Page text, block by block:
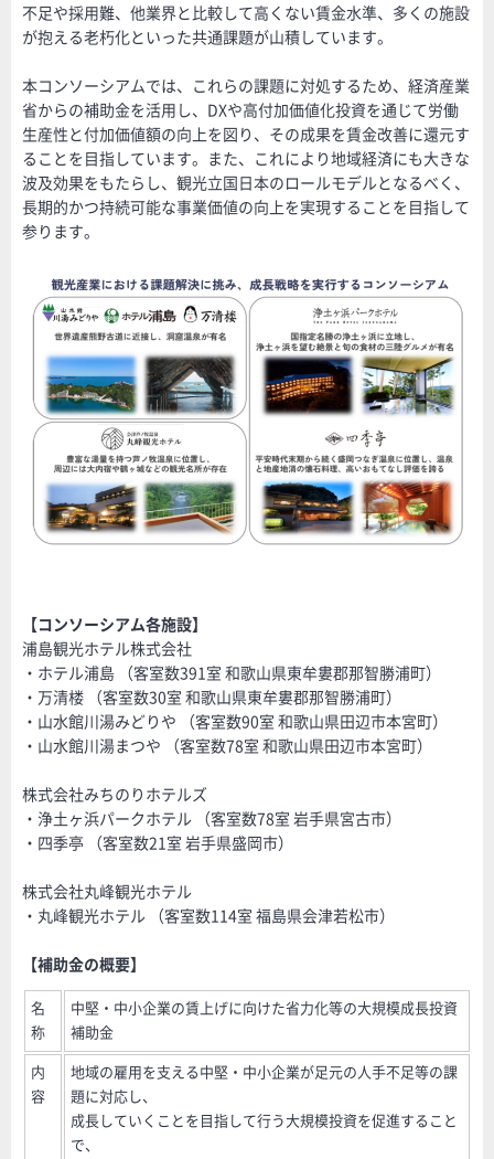
不足や採用難、他業界と比較して高くない賃金水準、多くの施設
が抱える老朽化といった共通課題が山積しています。
本コンソーシアムでは、これらの課題に対処するため、経済産業
省からの補助金を活用し、DXや高付加価値化投資を通じて労働
生産性と付加価値額の向上を図り、その成果を賃金改善に還元す
ることを目指しています。また、これにより地域経済にも大きな
波及効果をもたらし、観光立国日本のロールモデルとなるべく、
長期的かつ持続可能な事業価値の向上を実現することを目指して
参ります。
【コンソーシアム各施設】
浦島観光ホテル株式会社
・ホテル浦島 （客室数391室 和歌山県東牟婁郡那智勝浦町）
・万清楼 （客室数30室 和歌山県東牟婁郡那智勝浦町）
・山水館川湯みどりや （客室数90室 和歌山県田辺市本宮町）
・山水館川湯まつや （客室数78室 和歌山県田辺市本宮町）
株式会社みちのりホテルズ
・浄土ヶ浜パークホテル （客室数78室 岩手県宮古市）
・四季亭 （客室数21室 岩手県盛岡市）
株式会社丸峰観光ホテル
・丸峰観光ホテル （客室数114室 福島県会津若松市）
【補助金の概要】
名
称
中堅・中小企業の賃上げに向けた省力化等の大規模成長投資
補助金
内
容
地域の雇用を支える中堅・中小企業が足元の人手不足等の課
題に対応し、
成長していくことを目指して行う大規模投資を促進すること
で、